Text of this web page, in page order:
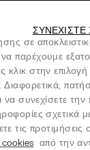
σε
παρέχουμε
κλικ στην
να συνεχίσετε
σχετικά
τις
cookies από την